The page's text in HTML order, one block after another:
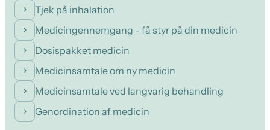
Tjek på inhalation
Medicingennemgang - få styr på din medicin
Dosispakket medicin
Medicinsamtale om ny medicin
Medicinsamtale ved langvarig behandling
Genordination af medicin